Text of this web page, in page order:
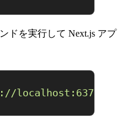
ドを実行して Next.js アプ
localhost:6379